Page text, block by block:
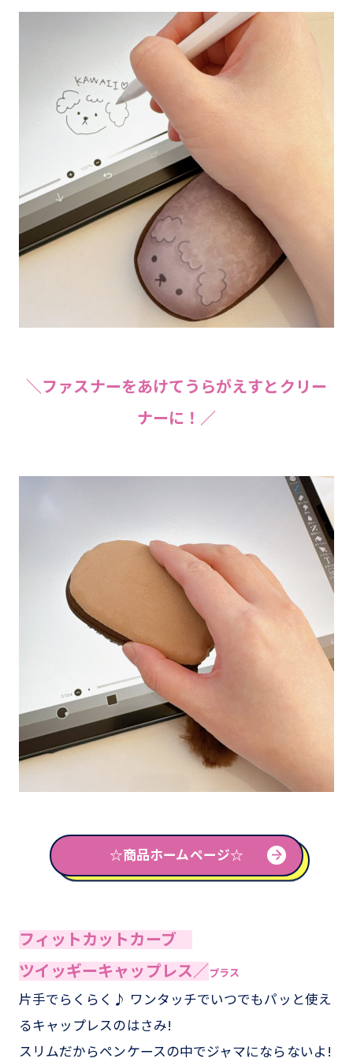
＼ファスナーをあけてうらがえすとクリー
ナーに！／
☆商品ホームページ☆
フィットカットカーブ
ツイッギーキャップレス／プラス
片手でらくらく♪ ワンタッチでいつでもパッと使え
るキャップレスのはさみ!
スリムだからペンケースの中でジャマにならないよ!